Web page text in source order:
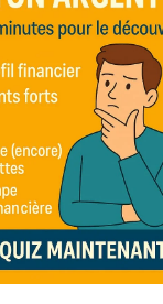
des
cartes de
pour